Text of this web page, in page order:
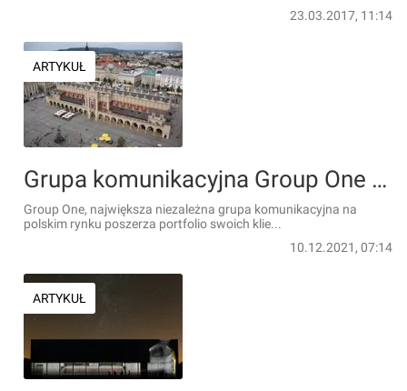
23.03.2017, 11:14
ARTYKUŁ
Grupa komunikacyjna Group One otworzyła biuro w Krakowie
Group One, największa niezależna grupa komunikacyjna na
polskim rynku poszerza portfolio swoich klie...
10.12.2021, 07:14
ARTYKUŁ